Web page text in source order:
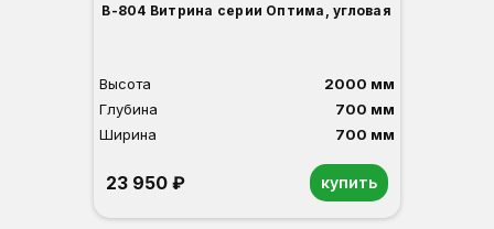
В-804 Витрина серии Оптима, угловая
Высота
2000 мм
Глубина
700 мм
Ширина
700 мм
23 950 ₽ купить